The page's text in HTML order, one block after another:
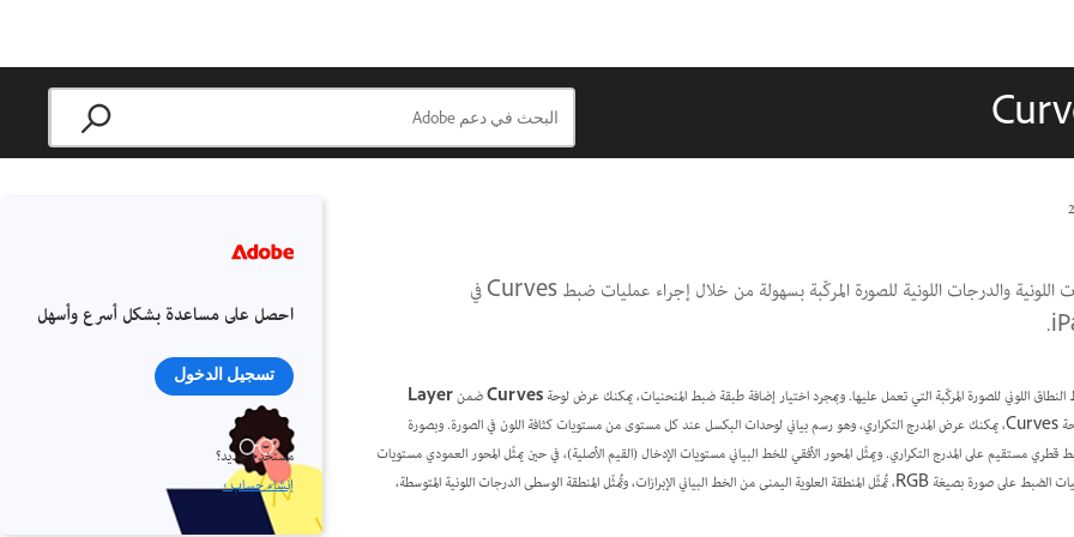
تعرَّف على كيفية ضبط التدرجات اللونية والدرجات اللونية للصورة المركّبة بسهولة من خلال إجراء عمليات ضبط Curves في
CurvesضمنLayer
في شريط المهام. ومن لوحة Curves، يمكنك عرض المدرج التكراري، وهو رسم بياني لوحدات البكسل عند كل مستوى من مستويات كثافة اللون في الصورة. وبصورة
قطري مستقيم على المدرج التكراري. ويمثّل المحور الأفقي للخط البياني مستويات الإدخال (القيم الأصلية)، في حين يمثّل المحور العمودي مستويات
الإخراج (القيم المضبوطة). وعند إجراء عمليات الضبط على صورة بصيغة RGB، تُمثّل المنطقة العلوية اليمنى من الخط البياني الإبرازات، وتُمثّل المنطقة الوسطى الدرجات اللونية المتوسطة،
احصل على مساعدة بشكل أسرع وأسهل
تسجيل الدخول
مستخدم جديد؟
إنشاء حساب ›